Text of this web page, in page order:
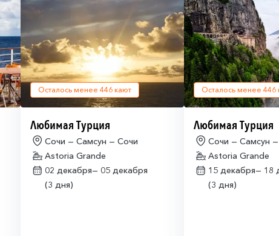
Осталось менее 446 кают
Любимая Турция
Сочи — Самсун — Сочи
Astoria Grande
02 декабря— 05 декабря
(3 дня)
Осталось менее 446
Любимая Турция
Сочи — Самсун
Astoria Grande
15 декабря— 18
(3 дня)